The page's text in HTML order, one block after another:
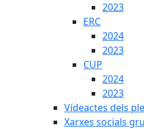
2023
ERC
2024
2023
CUP
2024
2023
Vídeactes dels
Xarxes socials